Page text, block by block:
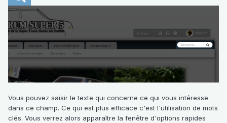
Vous pouvez saisir le texte qui concerne ce qui vous intéresse
dans ce champ. Ce qui est plus efficace c'est l'utilisation de mots
clés. Vous verrez alors apparaître la fenêtre d'options rapides